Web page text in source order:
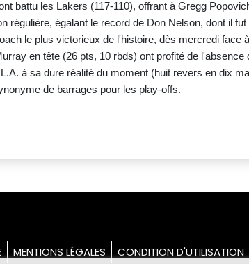
battu les Lakers (117-110), offrant à Gregg
régulière, égalant le record de Don Nelson, dont il fut
le plus victorieux de l'histoire, dès mercredi face
en tête (26 pts, 10 rbds) ont profité de l'absence
à sa dure réalité du moment (huit revers en dix
de barrages pour les play-offs.
MENTIONS LÉGALES CONDITION D'UTILISATION